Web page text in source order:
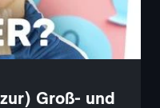
Groß- und